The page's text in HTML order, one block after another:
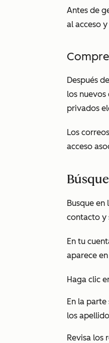
Antes de
al acceso
Después
los
privados
Los
acceso
Busque
contacto y
En tu
aparece
Haga clic
En la
los
Revisa los